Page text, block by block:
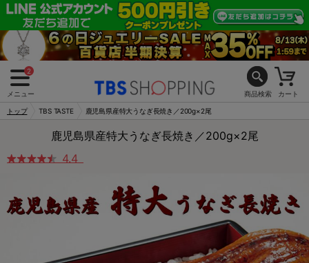
2
メニュー 商品検索 カート
トップ TBS TASTE 鹿児島県産特大うなぎ長焼き／200g×2尾
鹿児島県産特大うなぎ長焼き／200g×2尾
4.4